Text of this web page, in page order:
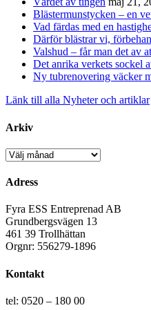
Blästermunstycken – en
Vad färdas med en
Därför blästrar vi,
Valshud – får man det av
Det anrika verkets sockel
Ny tubrenovering väcker
Länk till alla Nyheter och artiklar
Arkiv
Arkiv
Adress
Fyra ESS Entreprenad AB
Grundbergsvägen 13
461 39 Trollhättan
Orgnr: 556279-1896
Kontakt
tel: 0520 – 180 00